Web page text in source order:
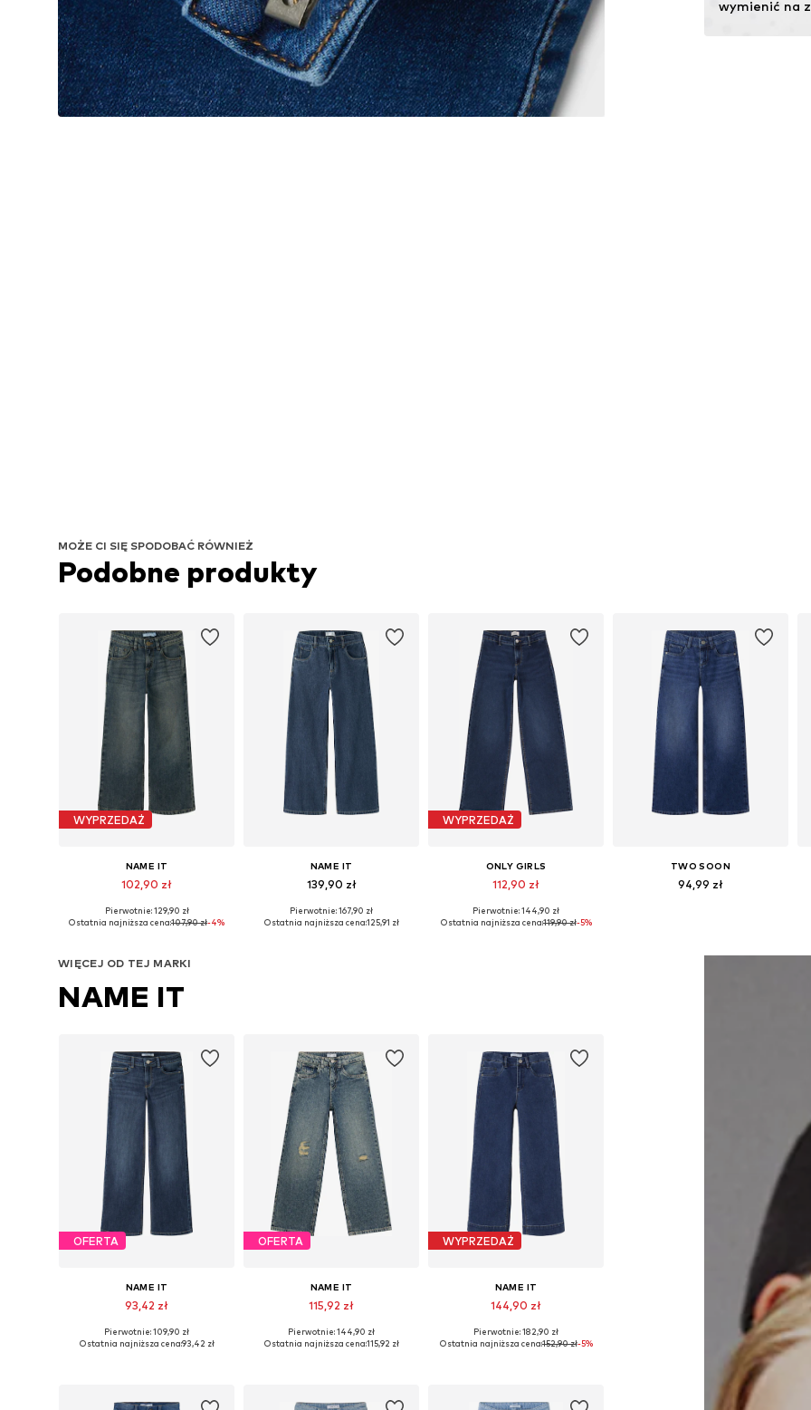
wymienić na
MOŻE CI SIĘ SPODOBAĆ RÓWNIEŻ
Podobne produkty
WYPRZEDAŻ
NAME IT
102,90 zł
Dostępne w różnych rozmiarach
Pierwotnie: 129,90 zł
Ostatnia najniższa cena:107,90 zł-4%
NAME IT
139,90 zł
Dostępne w różnych rozmiarach
Pierwotnie: 167,90 zł
Ostatnia najniższa cena:125,91 zł
WYPRZEDAŻ
ONLY GIRLS
112,90 zł
Dostępne w różnych rozmiarach
Pierwotnie: 144,90 zł
Ostatnia najniższa cena:119,90 zł-5%
TWO SOON
94,99 zł
WIĘCEJ OD TEJ MARKI
NAME IT
OFERTA
NAME IT
93,42 zł
Dostępne w różnych rozmiarach
Pierwotnie: 109,90 zł
Ostatnia najniższa cena:93,42 zł
OFERTA
NAME IT
115,92 zł
Dostępne w różnych rozmiarach
Pierwotnie: 144,90 zł
Ostatnia najniższa cena:115,92 zł
WYPRZEDAŻ
NAME IT
144,90 zł
Dostępne w różnych rozmiarach
Pierwotnie: 182,90 zł
Ostatnia najniższa cena:152,90 zł-5%